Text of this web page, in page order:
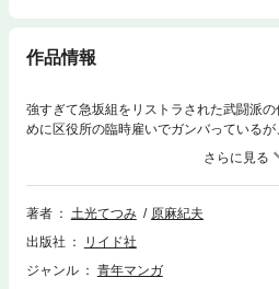
作品情報
強すぎて急坂組をリストラされた武闘派
めに区役所の臨時雇いでガンバっているが
著者 土光てつみ
原麻紀夫
出版社
リイド社
ジャンル
青年マンガ